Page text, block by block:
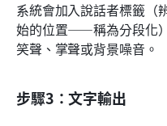
系統會加入說話者標籤（
始的位置——稱為分段化
笑聲、掌聲或背景噪音。
步驟3：文字輸出